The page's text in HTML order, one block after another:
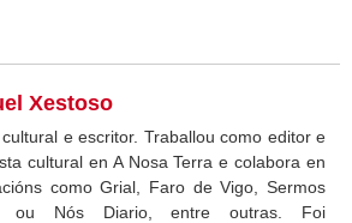
Xestoso
e escritor. Traballou como editor e
cultural en A Nosa Terra e colabora en
como Grial, Faro de Vigo, Sermos
ou Nós Diario, entre outras. Foi